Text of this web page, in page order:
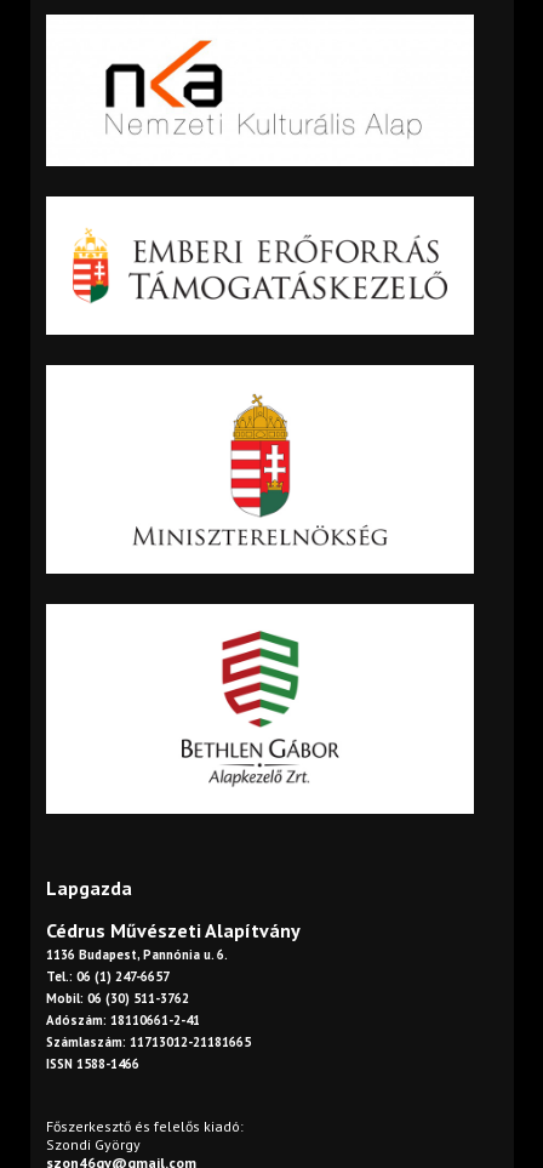
Lapgazda
Cédrus Művészeti Alapítvány
1136 Budapest, Pannónia u. 6.
Tel.: 06 (1) 247-6657
Mobil: 06 (30) 511-3762
Adószám: 18110661-2-41
Számlaszám: 11713012-21181665
ISSN 1588-1466
Főszerkesztő és felelős kiadó:
Szondi György
szon46gy@gmail.com